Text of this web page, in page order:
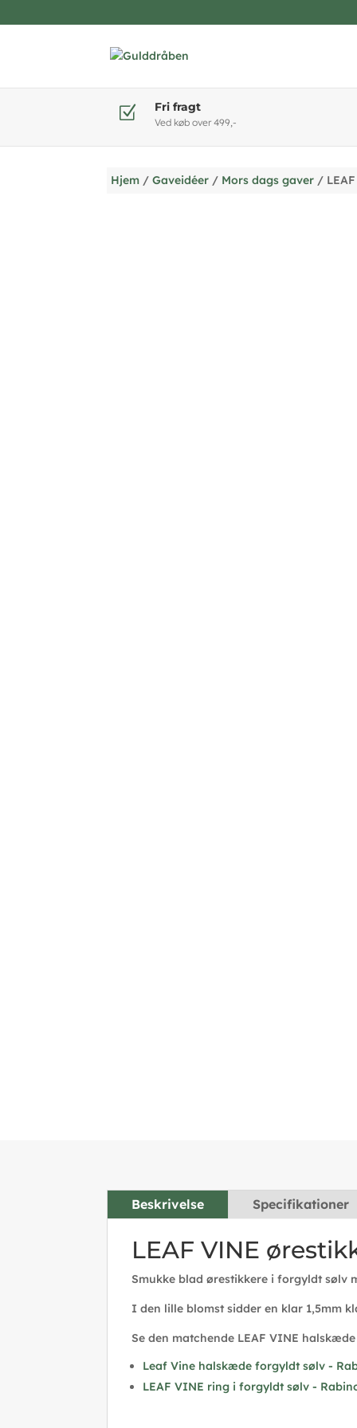
Z Fri fragt
Ved køb over 499,-
Hjem /Gaveidéer / Mors dags gaver /
Beskrivelse Specifikationer
LEAF VINE
Smukke blad ørestikkere i forgyldt sølv
I den lille blomst sidder en klar 1,5mm
Se den matchende LEAF VINE
Leaf Vine halskæde forgyldt sølv -
LEAF VINE ring i forgyldt sølv -